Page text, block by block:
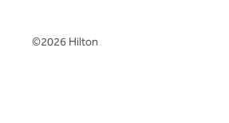
©2026 Hilton